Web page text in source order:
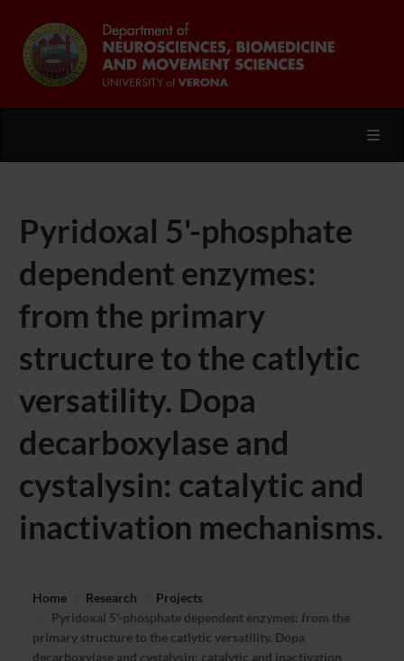
Pyridoxal 5'-phosphate
dependent enzymes:
from the primary
structure to the catlytic
versatility. Dopa
decarboxylase and
cystalysin: catalytic and
inactivation mechanisms.
Home Research
Projects
Pyridoxal 5'-phosphate dependent enzymes: from the
primary structure to the catlytic versatility. Dopa
decarboxylase and cystalysin: catalytic and inactivation